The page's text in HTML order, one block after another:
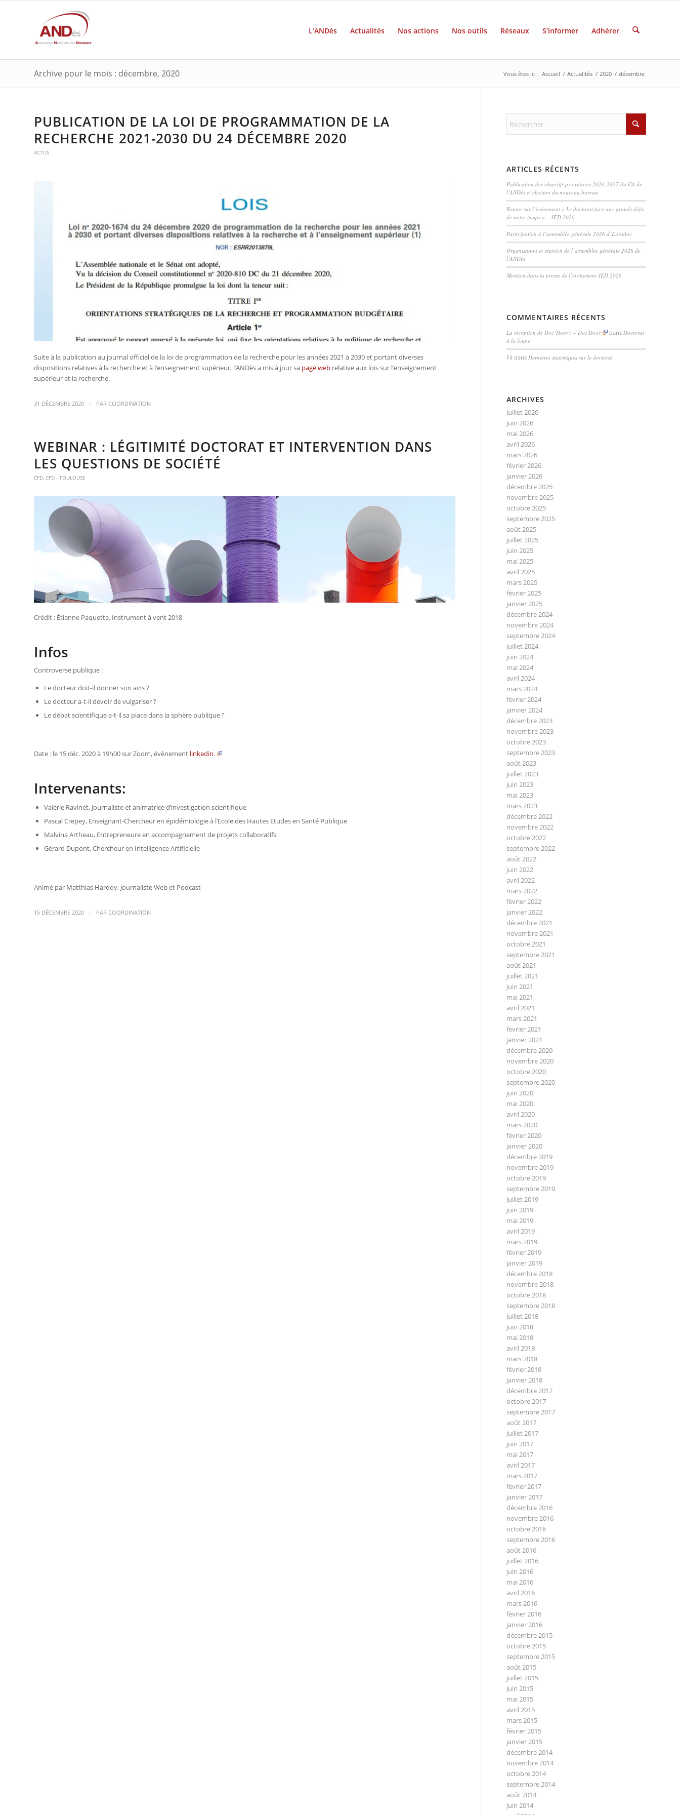
L’ANDès Actualités Nos actions Nos outils Réseaux S’informer Adhérer
Archive pour le mois : décembre, 2020 Vous êtes ici : Accueil / Actualités / 2020 / décembre
PUBLICATION DE LA LOI DE PROGRAMMATION DE LA
RECHERCHE 2021-2030 DU 24 DÉCEMBRE 2020
ACTUS
Suite à la publication au journal officiel de la loi de programmation de la recherche pour les années 2021 à 2030 et portant diverses
dispositions relatives à la recherche et à l’enseignement supérieur, l’ANDès a mis à jour sa page web relative aux lois sur l’enseignement
supérieur et la recherche.
31 DÉCEMBRE 2020 / PAR COORDINATION
WEBINAR : LÉGITIMITÉ DOCTORAT ET INTERVENTION DANS
LES QUESTIONS DE SOCIÉTÉ
CFD CFD - TOULOUSE
Crédit : Étienne Paquette, Instrument à vent 2018
Infos
Controverse publique :
Le docteur doit-il donner son avis ?
Le docteur a-t-il devoir de vulgariser ?
Le débat scientifique a-t-il sa place dans la sphère publique ?
Date : le 15 déc. 2020 à 19h00 sur Zoom, évènement linkedin.
Intervenants:
Valérie Ravinet, Journaliste et animatrice d’investigation scientifique
Pascal Crepey, Enseignant-Chercheur en épidémiologie à l’Ecole des Hautes Etudes en Santé Publique
Malvina Artheau, Entrepreneure en accompagnement de projets collaboratifs
Gérard Dupont, Chercheur en Intelligence Artificielle
Animé par Matthias Hardoy, Journaliste Web et Podcast
15 DÉCEMBRE 2020 / PAR COORDINATION
ARTICLES RÉCENTS
Publication des objectifs prioritaires 2026-2027 du CA de
l’ANDès et élection du nouveau bureau
Retour sur l’événement « Le doctorat face aux grands défis
de notre temps » – JED 2026
Participation à l’assemblée générale 2026 d’Eurodoc
Organisation et réunion de l’assemblée générale 2026 de
l’ANDès
Mention dans la presse de l’événement JED 2026
COMMENTAIRES RÉCENTS
La réception de Doc’Door ! – Doc'Door dans Doctorat
à la loupe
Fil dansDernières statistiques sur le doctorat
ARCHIVES
juillet 2026
juin 2026
mai 2026
avril 2026
mars 2026
février 2026
janvier 2026
décembre 2025
novembre 2025
octobre 2025
septembre 2025
août 2025
juillet 2025
juin 2025
mai 2025
avril 2025
mars 2025
février 2025
janvier 2025
décembre 2024
novembre 2024
septembre 2024
juillet 2024
juin 2024
mai 2024
avril 2024
mars 2024
février 2024
janvier 2024
décembre 2023
novembre 2023
octobre 2023
septembre 2023
août 2023
juillet 2023
juin 2023
mai 2023
mars 2023
décembre 2022
novembre 2022
octobre 2022
septembre 2022
août 2022
juin 2022
avril 2022
mars 2022
février 2022
janvier 2022
décembre 2021
novembre 2021
octobre 2021
septembre 2021
août 2021
juillet 2021
juin 2021
mai 2021
avril 2021
mars 2021
février 2021
janvier 2021
décembre 2020
novembre 2020
octobre 2020
septembre 2020
juin 2020
mai 2020
avril 2020
mars 2020
février 2020
janvier 2020
décembre 2019
novembre 2019
octobre 2019
septembre 2019
juillet 2019
juin 2019
mai 2019
avril 2019
mars 2019
février 2019
janvier 2019
décembre 2018
novembre 2018
octobre 2018
septembre 2018
juillet 2018
juin 2018
mai 2018
avril 2018
mars 2018
février 2018
janvier 2018
décembre 2017
octobre 2017
septembre 2017
août 2017
juillet 2017
juin 2017
mai 2017
avril 2017
mars 2017
février 2017
janvier 2017
décembre 2016
novembre 2016
octobre 2016
septembre 2016
août 2016
juillet 2016
juin 2016
mai 2016
avril 2016
mars 2016
février 2016
janvier 2016
décembre 2015
octobre 2015
septembre 2015
août 2015
juillet 2015
juin 2015
mai 2015
avril 2015
mars 2015
février 2015
janvier 2015
décembre 2014
novembre 2014
octobre 2014
septembre 2014
août 2014
juin 2014